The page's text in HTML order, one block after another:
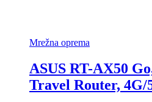
Mrežna oprema
ASUS RT-AX50
Travel Router, 4G/